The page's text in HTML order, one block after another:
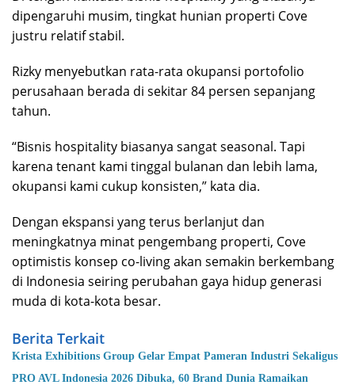
dipengaruhi musim, tingkat hunian properti Cove
justru relatif stabil.
Rizky menyebutkan rata-rata okupansi portofolio
perusahaan berada di sekitar 84 persen sepanjang
tahun.
“Bisnis hospitality biasanya sangat seasonal. Tapi
karena tenant kami tinggal bulanan dan lebih lama,
okupansi kami cukup konsisten,” kata dia.
Dengan ekspansi yang terus berlanjut dan
meningkatnya minat pengembang properti, Cove
optimistis konsep co-living akan semakin berkembang
di Indonesia seiring perubahan gaya hidup generasi
muda di kota-kota besar.
Berita Terkait
Krista Exhibitions Group Gelar Empat Pameran Industri Sekaligus
PRO AVL Indonesia 2026 Dibuka, 60 Brand Dunia Ramaikan